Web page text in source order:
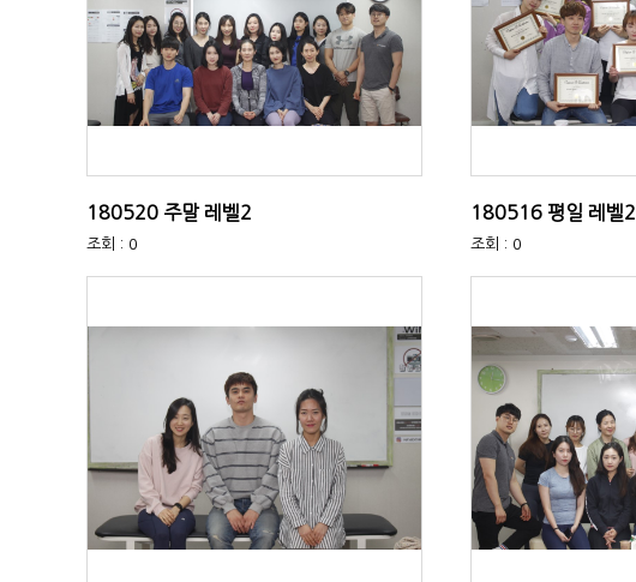
180520 주말 레벨2
조회 : 0
180516 평일 레벨2
조회 : 0